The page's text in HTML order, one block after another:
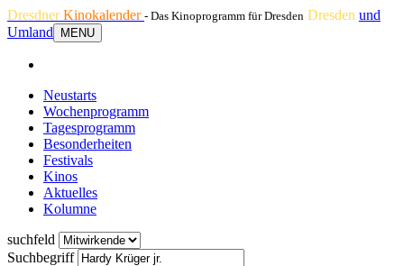
DresdnerKinokalender - Das Kinoprogramm für Dresden Dresden und
Umland
MENU
Neustarts
Wochenprogramm
Tagesprogramm
Besonderheiten
Festivals
Kinos
Aktuelles
Kolumne
suchfeld
Suchbegriff